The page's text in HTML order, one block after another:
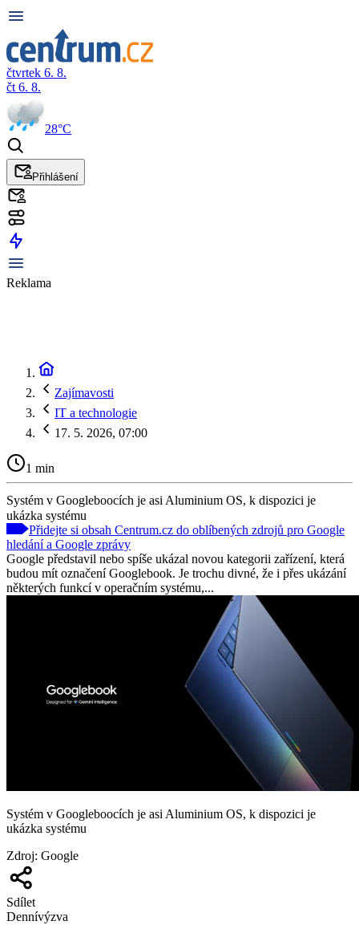
čtvrtek 6. 8.
čt 6. 8.
28°C
Přihlášení
Reklama
Zajímavosti
IT a technologie
17. 5. 2026, 07:00
1 min
Systém v Googleboocích je asi Aluminium OS, k dispozici je
ukázka systému
Přidejte si obsah Centrum.cz do oblíbených zdrojů pro Google
hledání a Google zprávy
Google představil nebo spíše ukázal novou kategorii zařízení, která
budou mít označení Googlebook. Je trochu divné, že i přes ukázání
některých funkcí v operačním systému,...
Systém v Googleboocích je asi Aluminium OS, k dispozici je
ukázka systému
Zdroj: Google
Sdílet
Dennívýzva